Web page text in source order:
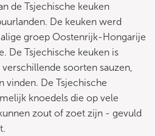
de Tsjechische keuken
De keuken werd
groep Oostenrijk-Hongarije
De Tsjechische keuken is
soorten sauzen,
vinden. De Tsjechische
knoedels die op vele
zout of zoet zijn - gevuld